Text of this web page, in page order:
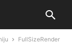
FullSizeRender